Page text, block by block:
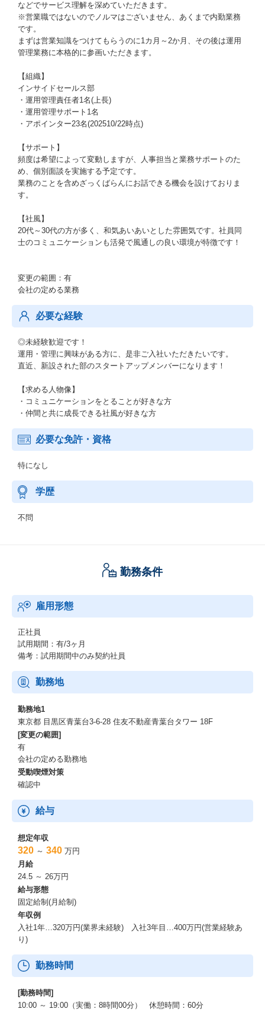
などでサービス理解を深めていただきます。
※営業職ではないのでノルマはございません、あくまで内勤業務
です。
まずは営業知識をつけてもらうのに1カ月～2か月、その後は運用
管理業務に本格的に参画いただきます。
【組織】
インサイドセールス部
・運用管理責任者1名(上長)
・運用管理サポート1名
・アポインター23名(202510/22時点)
【サポート】
頻度は希望によって変動しますが、人事担当と業務サポートのた
め、個別面談を実施する予定です。
業務のことを含めざっくばらんにお話できる機会を設けておりま
す。
【社風】
20代～30代の方が多く、和気あいあいとした雰囲気です。社員同
士のコミュニケーションも活発で風通しの良い環境が特徴です！
変更の範囲：有
会社の定める業務
必要な経験
◎未経験歓迎です！
運用・管理に興味がある方に、是非ご入社いただきたいです。
直近、新設された部のスタートアップメンバーになります！
【求める人物像】
・コミュニケーションをとることが好きな方
・仲間と共に成長できる社風が好きな方
必要な免許・資格
特になし
学歴
不問
勤務条件
雇用形態
正社員
試用期間：有/3ヶ月
備考：試用期間中のみ契約社員
勤務地
勤務地1
東京都 目黒区青葉台3-6-28 住友不動産青葉台タワー 18F
[変更の範囲]
有
会社の定める勤務地
受動喫煙対策
確認中
給与
想定年収
320 ～ 340 万円
月給
24.5 ～ 26万円
給与形態
固定給制(月給制)
年収例
入社1年…320万円(業界未経験) 入社3年目…400万円(営業経験あ
り)
勤務時間
[勤務時間]
10:00 ～ 19:00（実働：8時間00分） 休憩時間：60分